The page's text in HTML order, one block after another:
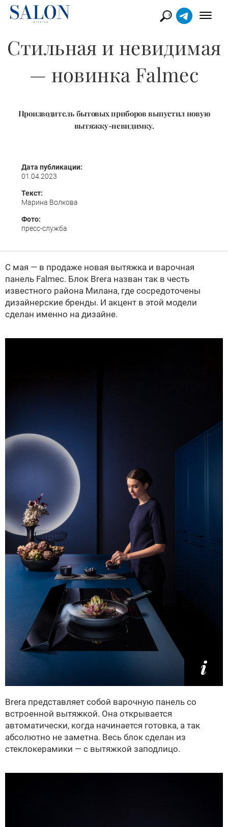
Стильная и невидимая
— новинка Falmec
Производитель бытовых приборов выпустил новую
вытяжку-невидимку.
Дата публикации:
01.04.2023
Текст:
Марина Волкова
Фото:
пресс-служба
С мая — в продаже новая вытяжка и варочная
панель Falmec. Блок Brera назван так в честь
известного района Милана, где сосредоточены
дизайнерские бренды. И акцент в этой модели
сделан именно на дизайне.
Brera представляет собой варочную панель со
встроенной вытяжкой. Она открывается
автоматически, когда начинается готовка, а так
абсолютно не заметна. Весь блок сделан из
стеклокерамики — с вытяжкой заподлицо.